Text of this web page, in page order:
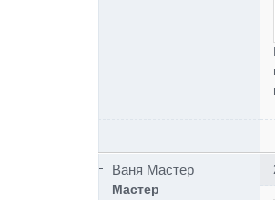
Ваня Мастер
Мастер